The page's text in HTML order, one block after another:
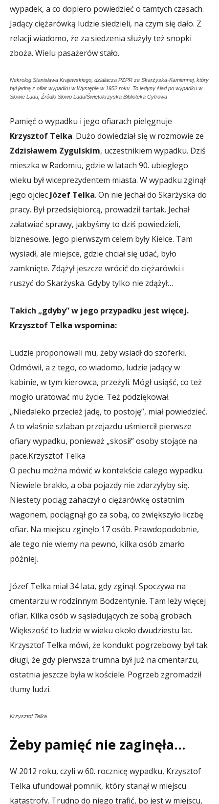
wypadek, a co dopiero powiedzieć o tamtych czasach.
Jadący ciężarówką ludzie siedzieli, na czym się dało. Z
relacji wiadomo, że za siedzenia służyły też snopki
zboża. Wielu pasażerów stało.
Nekrolog Stanisława Krajewskiego, działacza PZPR ze Skarżyska-Kamiennej, który
był jedną z ofiar wypadku w Występie w 1952 roku. To jedyny ślad po wypadku w
Słowie Ludu; Źródło Słowo Ludu/Świętokrzyska Biblioteka Cyfrowa
Pamięć o wypadku i jego ofiarach pielęgnuje
Krzysztof Telka. Dużo dowiedział się w rozmowie ze
Zdzisławem Zygulskim, uczestnikiem wypadku. Dziś
mieszka w Radomiu, gdzie w latach 90. ubiegłego
wieku był wiceprezydentem miasta. W wypadku zginął
jego ojciec Józef Telka. On nie jechał do Skarżyska do
pracy. Był przedsiębiorcą, prowadził tartak. Jechał
załatwiać sprawy, jakbyśmy to dziś powiedzieli,
biznesowe. Jego pierwszym celem były Kielce. Tam
wysiadł, ale miejsce, gdzie chciał się udać, było
zamknięte. Zdążył jeszcze wrócić do ciężarówki i
ruszyć do Skarżyska. Gdyby tylko nie zdążył…
Takich „gdyby” w jego przypadku jest więcej.
Krzysztof Telka wspomina:
Ludzie proponowali mu, żeby wsiadł do szoferki.
Odmówił, a z tego, co wiadomo, ludzie jadący w
kabinie, w tym kierowca, przeżyli. Mógł usiąść, co też
mogło uratować mu życie. Też podziękował.
„Niedaleko przecież jadę, to postoję”, miał powiedzieć.
A to właśnie szlaban przejazdu uśmiercił pierwsze
ofiary wypadku, ponieważ „skosił” osoby stojące na
pace.Krzysztof Telka
O pechu można mówić w kontekście całego wypadku.
Niewiele brakło, a oba pojazdy nie zdarzyłyby się.
Niestety pociąg zahaczył o ciężarówkę ostatnim
wagonem, pociągnął go za sobą, co zwiększyło liczbę
ofiar. Na miejscu zginęło 17 osób. Prawdopodobnie,
ale tego nie wiemy na pewno, kilka osób zmarło
później.
Józef Telka miał 34 lata, gdy zginął. Spoczywa na
cmentarzu w rodzinnym Bodzentynie. Tam leży więcej
ofiar. Kilka osób w sąsiadujących ze sobą grobach.
Większość to ludzie w wieku około dwudziestu lat.
Krzysztof Telka mówi, że kondukt pogrzebowy był tak
długi, że gdy pierwsza trumna był już na cmentarzu,
ostatnia jeszcze była w kościele. Pogrzeb zgromadził
tłumy ludzi.
Krzysztof Telka
Żeby pamięć nie zaginęła…
W 2012 roku, czyli w 60. rocznicę wypadku, Krzysztof
Telka ufundował pomnik, który stanął w miejscu
katastrofy. Trudno do niego trafić, bo jest w miejscu,